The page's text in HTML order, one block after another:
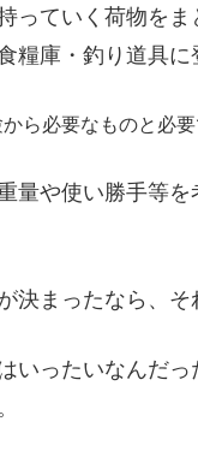
っていく荷物をま
糧庫・釣り道具
ら必要な ものと必
量や使い勝手等を
決まったなら、そ
いったいなんだ